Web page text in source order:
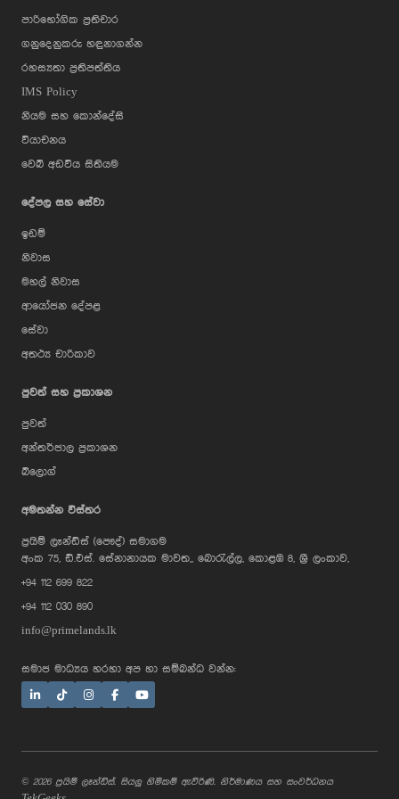
පාරිභෝගික ප්‍රතිචාර
ගනුදෙනුකරු හඳුනාගන්න
රහස්‍යතා ප්‍රතිපත්තිය
IMS Policy
නියම සහ කොන්දේසි
වියාචනය
වෙබ් අඩවිය සිතියම
දේපල සහ සේවා
ඉඩම්
නිවාස
මහල් නිවාස
ආයෝජන දේපළ
සේවා
අතථ්‍ය චාරිකාව
පුවත් සහ ප්‍රකාශන
පුවත්
අන්තර්ජාල ප්‍රකාශන
බ්ලොග්
අමතන්න විස්තර
ප්‍රයිම් ලෑන්ඩ්ස් (පෞද්) සමාගම
අංක 75, ඩී.එස්. සේනානායක මාවත,, බොරැල්ල, කොළඹ 8, ශ්‍රී ලංකාව,
+94 112 699 822
+94 112 030 890
info@primelands.lk
සමාජ මාධ්‍යය හරහා අප හා සම්බන්ධ වන්න:
© 2026 ප්‍රයිම් ලෑන්ඩ්ස්. සියලු හිමිකම් ඇවිරිණි. නිර්මාණය සහ සංවර්ධනය
AI Assistant
with me, or simply type your
message below and I'll be happy to